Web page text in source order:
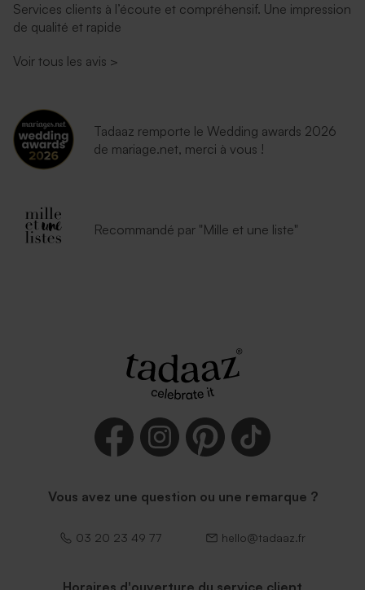
Services clients à l’écoute et compréhensif. Une impression
de qualité et rapide
Voir tous les avis >
Tadaaz remporte le Wedding awards 2026
de mariage.net, merci à vous !
Recommandé par "Mille et une liste"
Vous avez une question ou une remarque ?
03 20 23 49 77 hello@tadaaz.fr
Horaires d'ouverture du service client